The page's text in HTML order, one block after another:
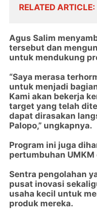
RELATED ARTICLE
Agus Salim
tersebut dan
untuk mendukung
“Saya merasa
untuk menjadi
Kami akan bekerja
target yang telah
dapat dirasakan
Palopo,” ungkapnya.
Program ini juga
pertumbuhan UMKM
Sentra pengolahan
pusat inovasi
usaha kecil untuk
produk mereka.